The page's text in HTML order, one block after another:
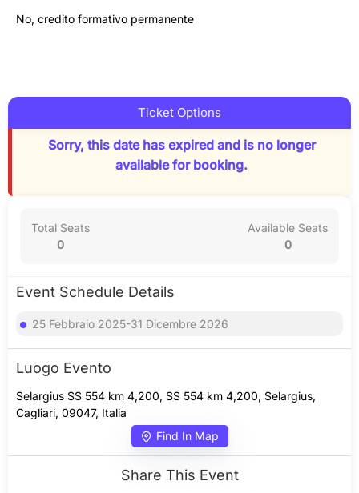
No, credito formativo permanente
Ticket Options
Sorry, this date has expired and is no longer
available for booking.
Total Seats
0
Available Seats
0
Event Schedule Details
25 Febbraio 2025-31 Dicembre 2026
Luogo Evento
Selargius SS 554 km 4,200, SS 554 km 4,200, Selargius,
Cagliari, 09047, Italia
Find In Map
Share This Event